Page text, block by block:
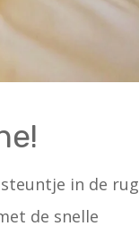
in de rug
de snelle